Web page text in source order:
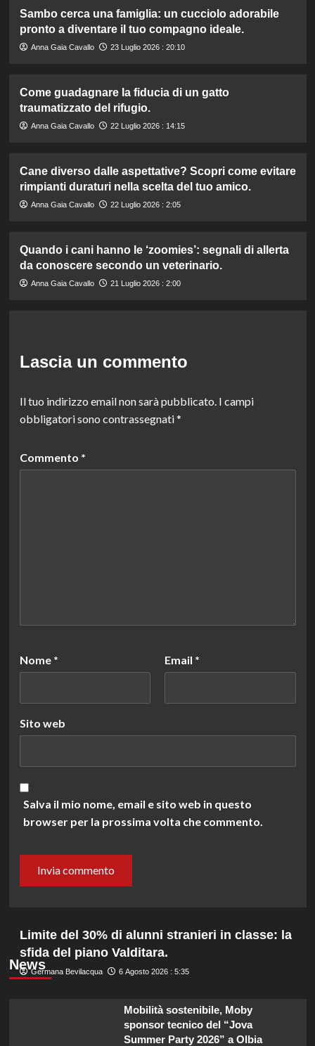
Sambo cerca una famiglia: un cucciolo adorabile
pronto a diventare il tuo compagno ideale.
Anna Gaia Cavallo 23 Luglio 2026 : 20:10
Come guadagnare la fiducia di un gatto
traumatizzato del rifugio.
Anna Gaia Cavallo 22 Luglio 2026 : 14:15
Cane diverso dalle aspettative? Scopri come evitare
rimpianti duraturi nella scelta del tuo amico.
Anna Gaia Cavallo 22 Luglio 2026 : 2:05
Quando i cani hanno le ‘zoomies’: segnali di allerta
da conoscere secondo un veterinario.
Anna Gaia Cavallo 21 Luglio 2026 : 2:00
Lascia un commento
Il tuo indirizzo email non sarà pubblicato. I campi
obbligatori sono contrassegnati*
Commento *
Nome * Email *
Sito web
Salva il mio nome, email e sito web in questo
browser per la prossima volta che commento.
News
Limite del 30% di alunni stranieri in classe: la
sfida del piano Valditara.
Germana Bevilacqua 6 Agosto 2026 : 5:35
Mobilità sostenibile, Moby
sponsor tecnico del “Jova
Summer Party 2026” a Olbia